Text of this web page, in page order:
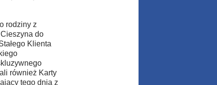
rodziny z
do
Klienta
również Karty
tego dnia z